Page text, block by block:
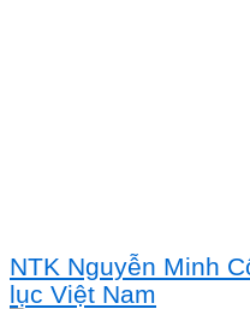
NTK Nguyễn Minh
lục Việt Nam